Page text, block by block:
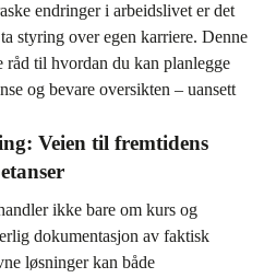
endringer i arbeidslivet er det
styring over egen karriere. Denne
til hvordan du kan planlegge
og bevare oversikten – uansett
Veien til fremtidens
ikke bare om kurs og
dokumentasjon av faktisk
løsninger kan både